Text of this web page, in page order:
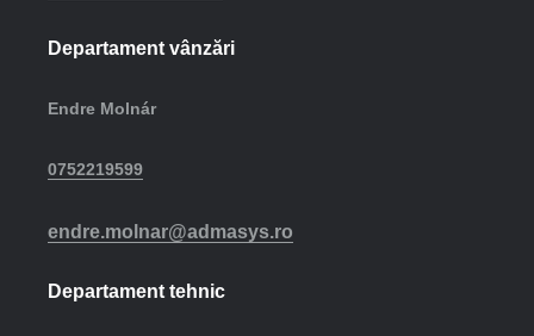
Departament vânzări
Endre Molnár
0752219599
endre.molnar@admasys.ro
Departament tehnic